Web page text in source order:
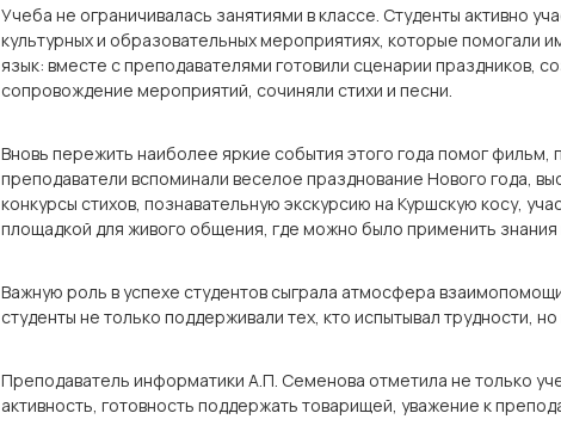
Учеба не ограничивалась занятиями в классе. Студенты активно
культурных и образовательных мероприятиях, которые помогали
язык: вместе с преподавателями готовили сценарии праздников,
сопровождение мероприятий, сочиняли стихи и песни.
Вновь пережить наиболее яркие события этого года помог
преподаватели вспоминали веселое празднование Нового года,
конкурсы стихов, познавательную экскурсию на Куршскую косу,
площадкой для живого общения, где можно было применить
Важную роль в успехе студентов сыграла атмосфера
студенты не только поддерживали тех, кто испытывал трудности,
Преподаватель информатики А.П. Семенова отметила не только
активность, готовность поддержать товарищей, уважение к